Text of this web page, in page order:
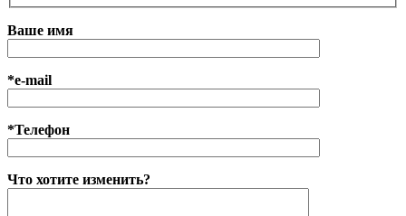
Ваше имя
*e-mail
*Телефон
Что хотите изменить?